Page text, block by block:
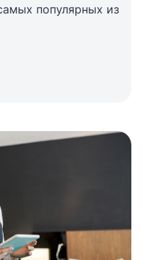
популярных из